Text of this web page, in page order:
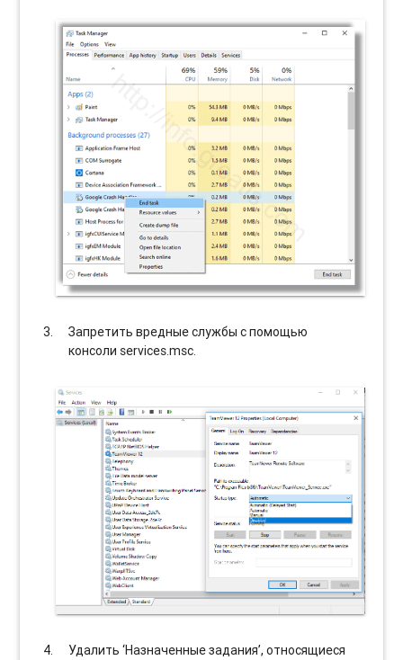
Запретить вредные службы с помощью
консоли services.msc.
Удалить ‘Назначенные задания’, относящиеся